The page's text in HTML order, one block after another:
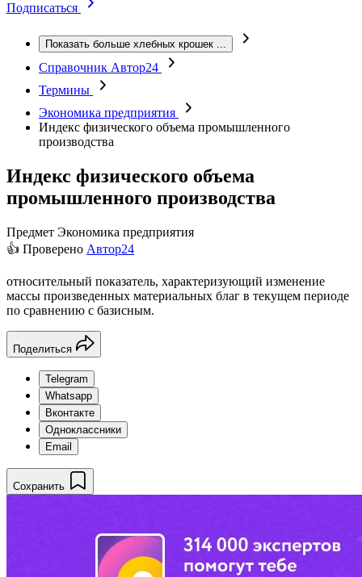
Подписаться
Показать больше хлебных крошек ...
Справочник Автор24
Термины
Экономика предприятия
Индекс физического объема промышленного
производства
Индекс физического объема
промышленного производства
Предмет Экономика предприятия
👍 Проверено Автор24
относительный показатель, характеризующий изменение
массы произведенных материальных благ в текущем периоде
по сравнению с базисным.
Поделиться
Telegram
Whatsapp
Вконтакте
Одноклассники
Email
Сохранить